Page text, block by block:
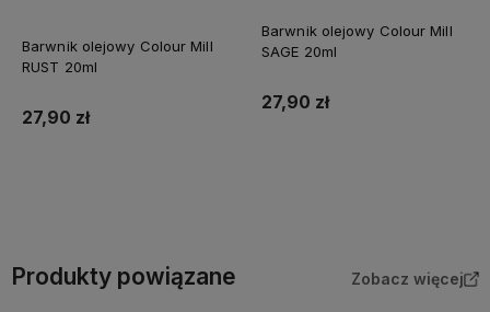
Barwnik olejowy Colour Mill
RUST 20ml
27,90 zł
Barwnik olejowy Colour Mill
SAGE 20ml
27,90 zł
Produkty powiązane Zobacz więcej